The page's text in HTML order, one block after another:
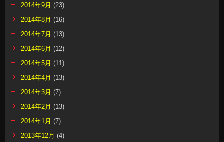
2014年9月 (23)
2014年8月 (16)
2014年7月 (13)
2014年6月 (12)
2014年5月 (11)
2014年4月 (13)
2014年3月 (7)
2014年2月 (13)
2014年1月 (7)
2013年12月 (4)